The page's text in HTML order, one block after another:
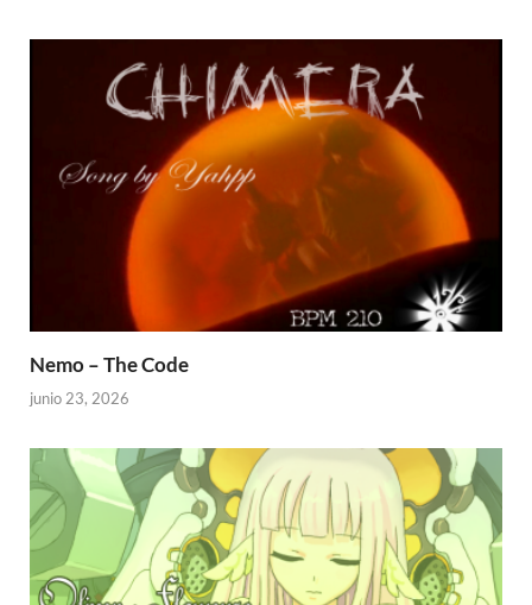
Nemo – The Code
junio 23, 2026